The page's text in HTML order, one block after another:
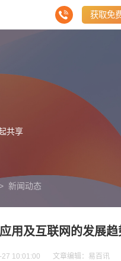
获取免
共享
新闻动态
用及互联网的发展趋
27 10:01:00 文章编辑：易百讯